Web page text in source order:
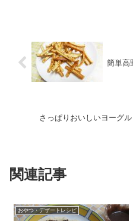
簡単高
さっぱりおいしいヨーグ
関連記事
おやつ・デザートレシピ